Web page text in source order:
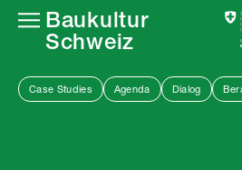
Baukultur
Schweiz
Case Studies Agenda Dialog